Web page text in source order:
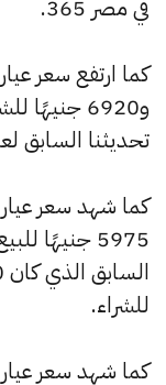
في مصر 365.
تحديثنا السابق
للشراء.